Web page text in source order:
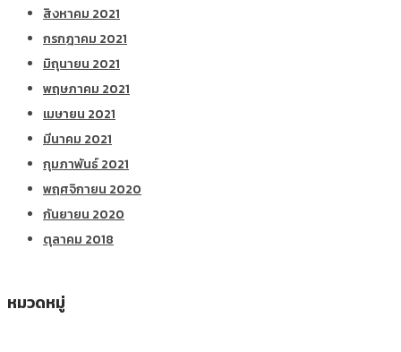
สิงหาคม 2021
กรกฎาคม 2021
มิถุนายน 2021
พฤษภาคม 2021
เมษายน 2021
มีนาคม 2021
กุมภาพันธ์ 2021
พฤศจิกายน 2020
กันยายน 2020
ตุลาคม 2018
หมวดหมู่